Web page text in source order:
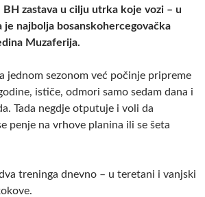
zastava u cilju utrka koje vozi – u
najbolja bosanskohercegovačka
Muzaferija.
jednom sezonom već počinje pripreme
ističe, odmori samo sedam dana i
Tada negdje otputuje i voli da
penje na vrhove planina ili se šeta
treninga dnevno – u teretani i vanjski